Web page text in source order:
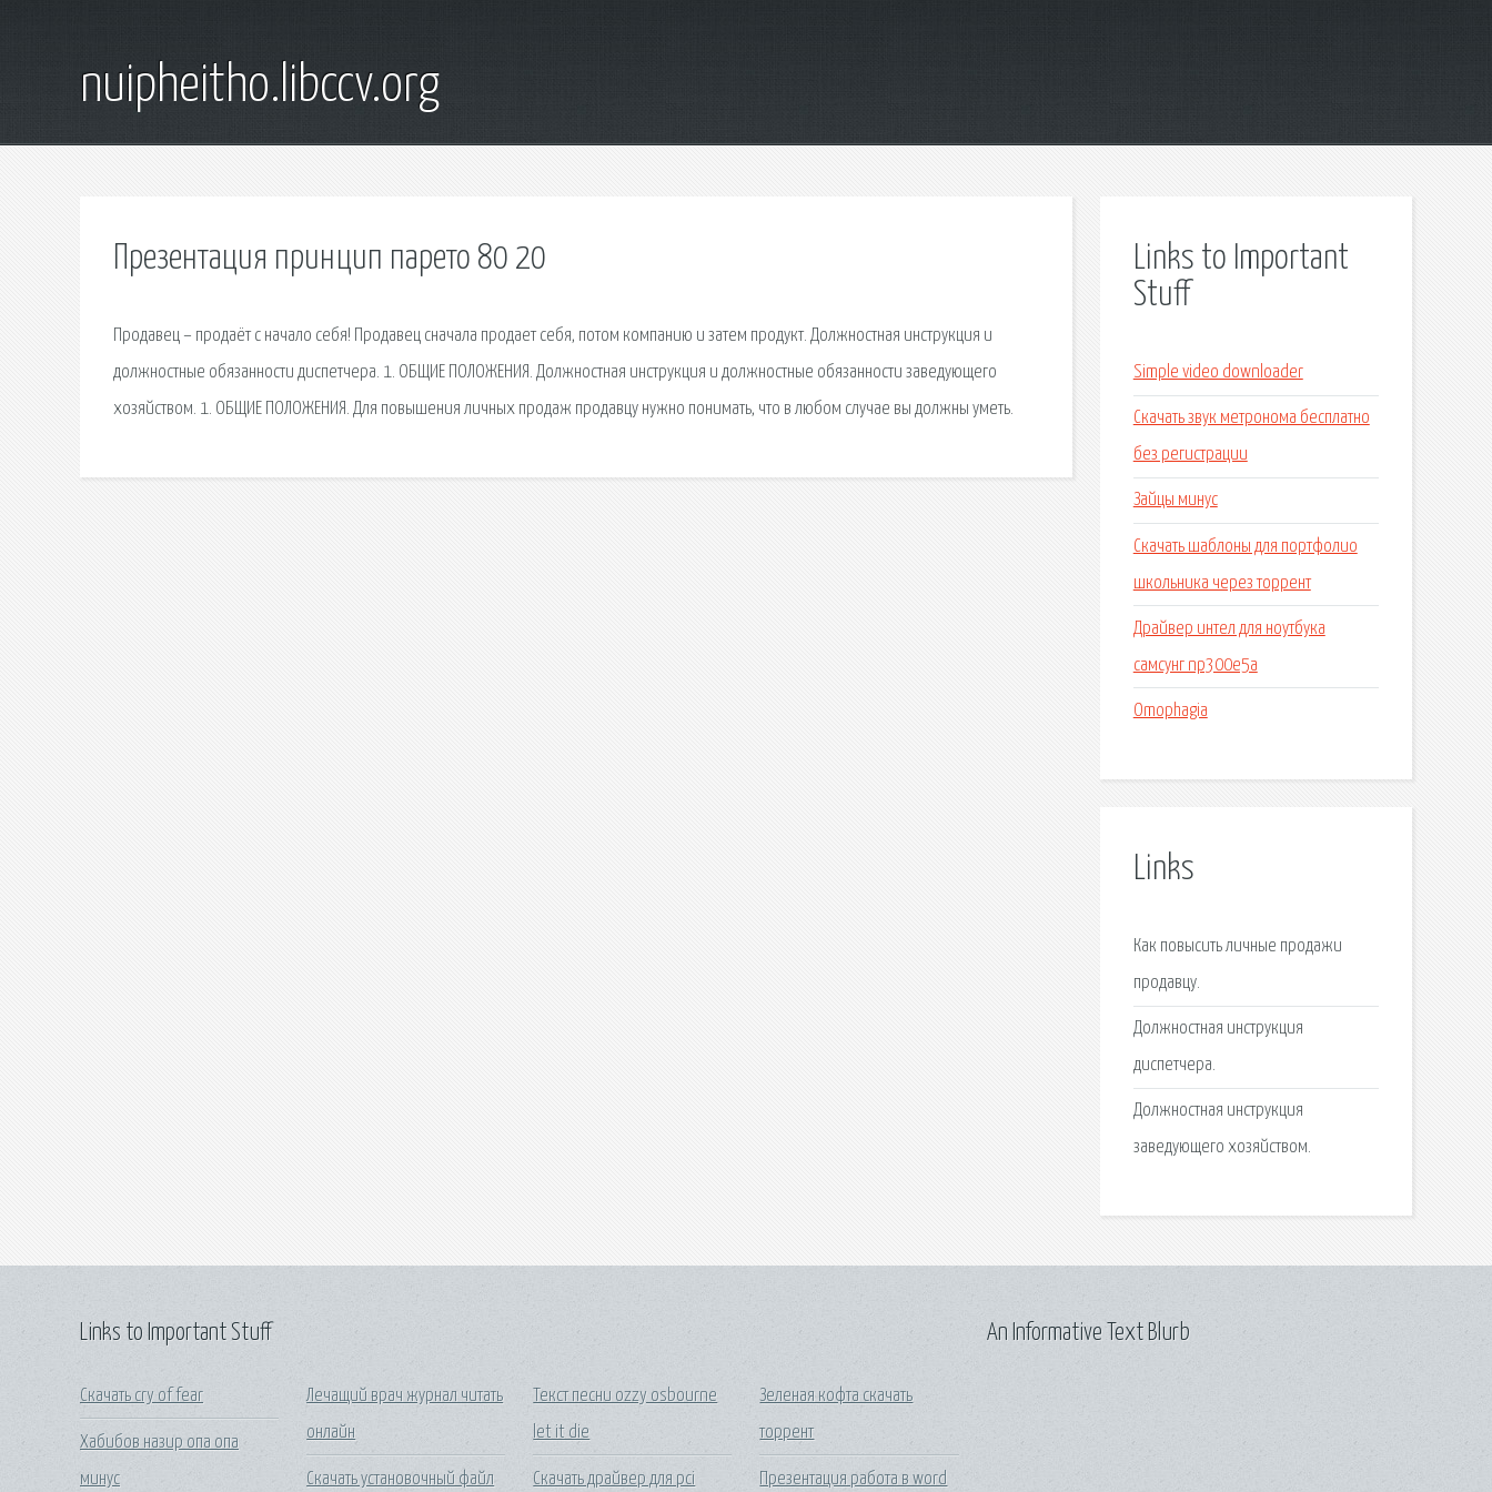
nuipheitho.libccv.org
Презентация принцип парето 80 20
Продавец – продаёт с начало себя! Продавец сначала продает себя, потом компанию и затем продукт. Должностная инструкция и
должностные обязанности диспетчера. 1. ОБЩИЕ ПОЛОЖЕНИЯ. Должностная инструкция и должностные обязанности заведующего
хозяйством. 1. ОБЩИЕ ПОЛОЖЕНИЯ. Для повышения личных продаж продавцу нужно понимать, что в любом случае вы должны уметь.
Links to Important
Stuff
Simple video downloader
Скачать звук метронома бесплатно
без регистрации
Зайцы минус
Скачать шаблоны для портфолио
школьника через торрент
Драйвер интел для ноутбука
самсунг np300e5a
Omophagia
Links
Как повысить личные продажи
продавцу.
Должностная инструкция
диспетчера.
Должностная инструкция
заведующего хозяйством.
Links to Important Stuff
Скачать cry of fear
Хабибов назир опа опа
минус
Лечащий врач журнал читать
онлайн
Скачать установочный файл
Текст песни ozzy osbourne
let it die
Скачать драйвер для pci
Зеленая кофта скачать
торрент
Презентация работа в word
An Informative Text Blurb